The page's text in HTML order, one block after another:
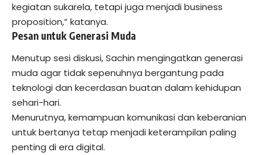
kegiatan sukarela, tetapi juga menjadi business
proposition,” katanya.
Pesan untuk Generasi Muda
Menutup sesi diskusi, Sachin mengingatkan generasi
muda agar tidak sepenuhnya bergantung pada
teknologi dan kecerdasan buatan dalam kehidupan
sehari-hari.
Menurutnya, kemampuan komunikasi dan keberanian
untuk bertanya tetap menjadi keterampilan paling
penting di era digital.